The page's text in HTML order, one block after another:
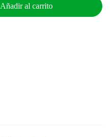
Añadir al carrito